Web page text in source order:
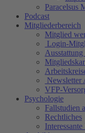
Paracelsus
Podcast
Mitgliederbereich
Mitglied
Login-
VFP-
Psychologie
Fallstudien
Rechtliches